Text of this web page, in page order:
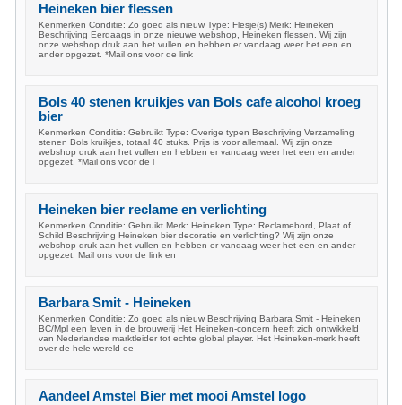
Heineken bier flessen
Kenmerken Conditie: Zo goed als nieuw Type: Flesje(s) Merk: Heineken
Beschrijving Eerdaags in onze nieuwe webshop, Heineken flessen. Wij zijn
onze webshop druk aan het vullen en hebben er vandaag weer het een en
ander opgezet. *Mail ons voor de link
Bols 40 stenen kruikjes van Bols cafe alcohol kroeg
bier
Kenmerken Conditie: Gebruikt Type: Overige typen Beschrijving Verzameling
stenen Bols kruikjes, totaal 40 stuks. Prijs is voor allemaal. Wij zijn onze
webshop druk aan het vullen en hebben er vandaag weer het een en ander
opgezet. *Mail ons voor de l
Heineken bier reclame en verlichting
Kenmerken Conditie: Gebruikt Merk: Heineken Type: Reclamebord, Plaat of
Schild Beschrijving Heineken bier decoratie en verlichting? Wij zijn onze
webshop druk aan het vullen en hebben er vandaag weer het een en ander
opgezet. Mail ons voor de link en
Barbara Smit - Heineken
Kenmerken Conditie: Zo goed als nieuw Beschrijving Barbara Smit - Heineken
BC/Mpl een leven in de brouwerij Het Heineken-concern heeft zich ontwikkeld
van Nederlandse marktleider tot echte global player. Het Heineken-merk heeft
over de hele wereld ee
Aandeel Amstel Bier met mooi Amstel logo